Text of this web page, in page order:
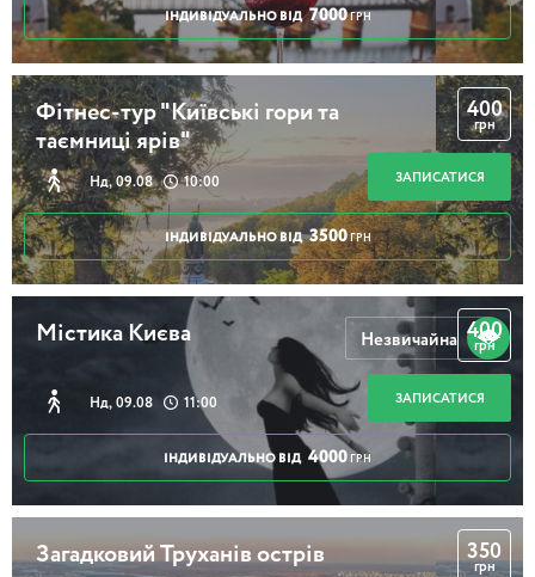
ІНДИВІДУАЛЬНО ВІД 7000 ГРН
Фітнес-тур "Київські гори та
таємниці ярів"
Нд, 09.08 10:00
400
грн
ЗАПИСАТИСЯ
ІНДИВІДУАЛЬНО ВІД 3500 ГРН
Містика Києва
Нд, 09.08 11:00
400
грн
ЗАПИСАТИСЯ
ІНДИВІДУАЛЬНО ВІД 4000 ГРН
Незвичайна
Загадковий Труханів острів 350
грн